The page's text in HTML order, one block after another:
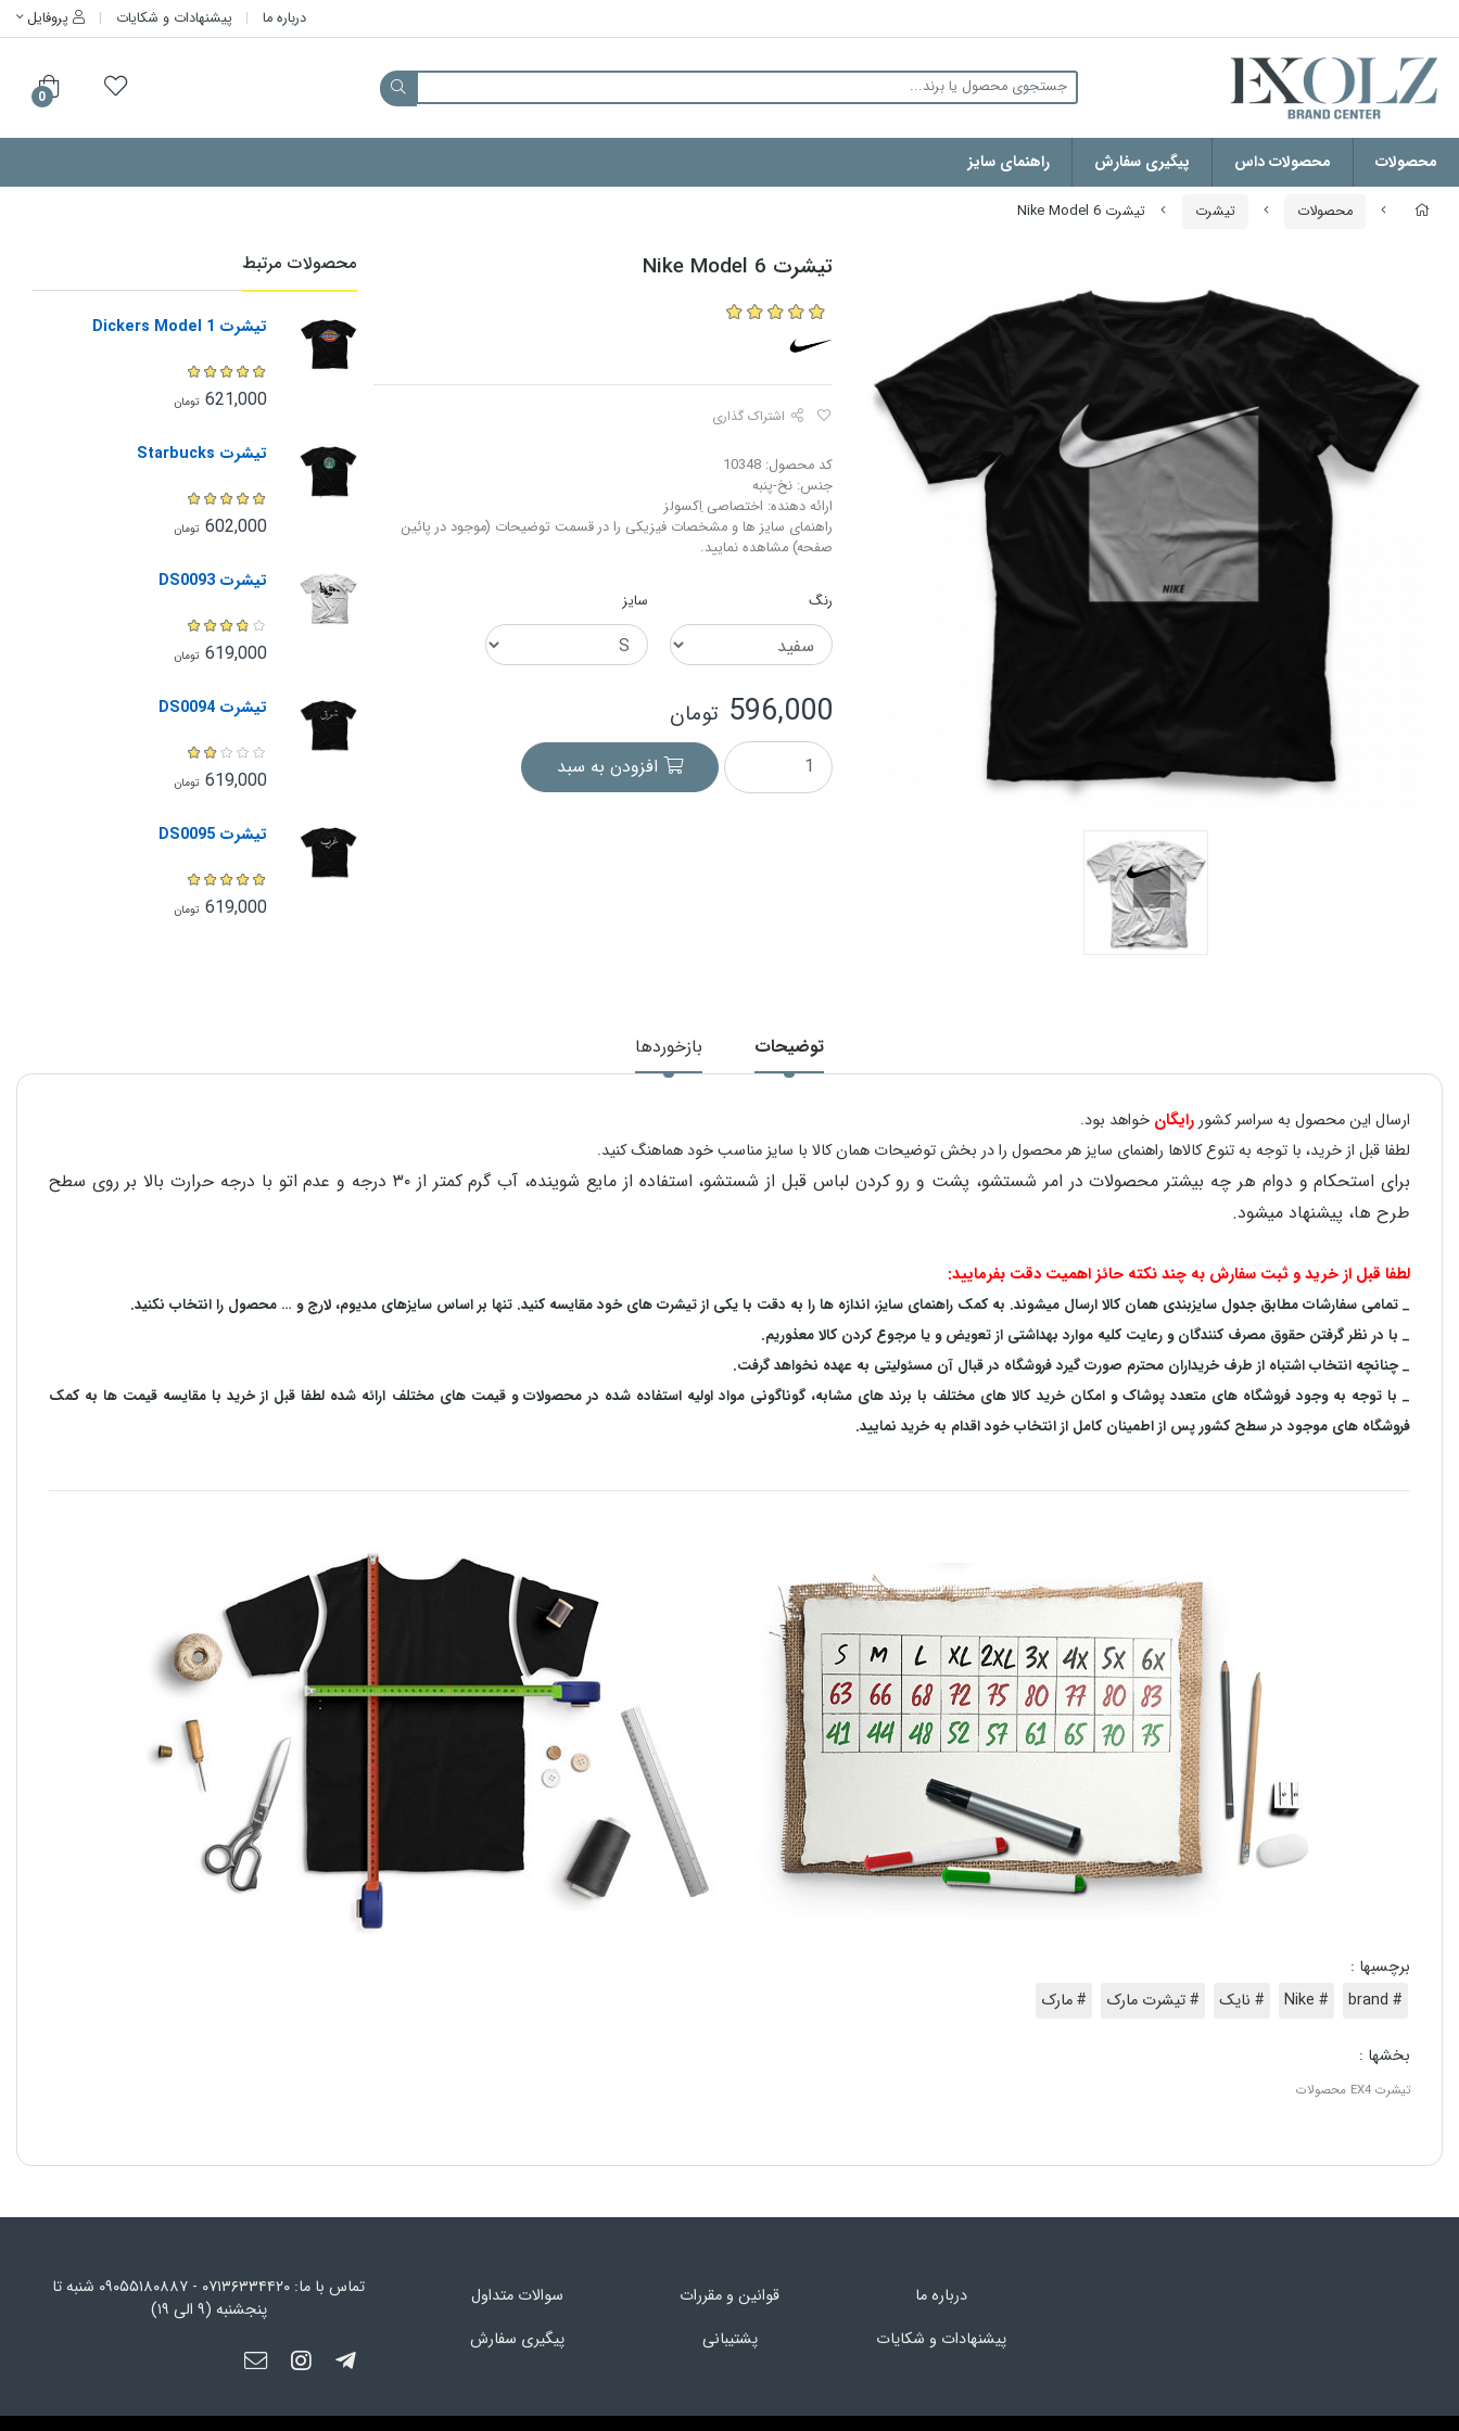
پروفایل درباره ما پیشنهادات و شکایات
0
محصولات محصولات داس پیگیری سفارش راهنمای سایز
محصولات تیشرت تیشرت Nike Model 6
تیشرت Nike Model 6
اشتراک گذاری
کد محصول: 10348
جنس: نخ-پنبه
ارائه دهنده: اختصاصی اِکسولز
راهنمای سایز ها و مشخصات فیزیکی را در قسمت توضیحات (موجود در پائین
صفحه) مشاهده نمایید.
رنگ سایز
596,000 تومان
افزودن به سبد
محصولات مرتبط
تیشرت Dickers Model 1
621,000 تومان
تیشرت Starbucks
602,000 تومان
تیشرت DS0093
619,000 تومان
تیشرت DS0094
619,000 تومان
تیشرت DS0095
619,000 تومان
توضیحات بازخوردها
ارسال این محصول به سراسر کشوررایگان خواهد بود.
لطفا قبل از خرید، با توجه به تنوع کالاها راهنمای سایز هر محصول را در بخش توضیحات همان کالا با سایز مناسب خود هماهنگ کنید.
برای استحکام و دوام هر چه بیشتر محصولات در امر شستشو، پشت و رو کردن لباس قبل از شستشو، استفاده از مایع شوینده، آب گرم کمتر از ۳۰ درجه و عدم اتو با درجه حرارت بالا بر روی سطح
طرح ها، پیشنهاد میشود.
لطفا قبل از خرید و ثبت سفارش به چند نکته حائز اهمیت دقت بفرمایید:
_ تمامی سفارشات مطابق جدول سایزبندی همان کالا ارسال میشوند. به کمک راهنمای سایز، اندازه ها را به دقت با یکی از تیشرت های خود مقایسه کنید. تنها بر اساس سایزهای مدیوم، لارج و … محصول را انتخاب نکنید.
_ با در نظر گرفتن حقوق مصرف کنندگان و رعایت کلیه موارد بهداشتی از تعویض و یا مرجوع کردن کالا معذوریم.
_ چنانچه انتخاب اشتباه از طرف خریداران محترم صورت گیرد فروشگاه در قبال آن مسئولیتی به عهده نخواهد گرفت.
_ با توجه به‌ وجود فروشگاه های متعدد‌ پوشاک و امکان خرید کالا های مختلف با برند های مشابه، گوناگونی مواد اولیه استفاده شده در محصولات و قیمت های مختلف ارائه شده لطفا قبل از خرید با مقایسه قیمت ها به کمک
فروشگاه های موجود در سطح کشور پس از اطمینان کامل از انتخاب خود اقدام به خرید نمایید.
برچسبها :
# brand
# Nike # نایک # تیشرت مارک # مارک
بخشها :
تیشرت EX4 محصولات
درباره ما قوانین و مقررات
سوالات متداول
پیشنهادات و شکایات
پشتیبانی پیگیری سفارش
تماس با ما: ۰۷۱۳۶۳۳۴۴۲۰ - ۰۹۰۵۵۱۸۰۸۸۷ شنبه تا
پنجشنبه (۹ الی ۱۹)